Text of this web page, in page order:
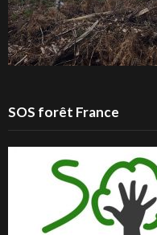
SOS forêt France